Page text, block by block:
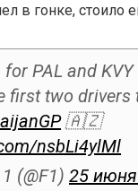
в гонке, стоило
PAL and KVY
first two drivers
🇦🇿
nsbLi4ylMl
(@F1) 25 июня